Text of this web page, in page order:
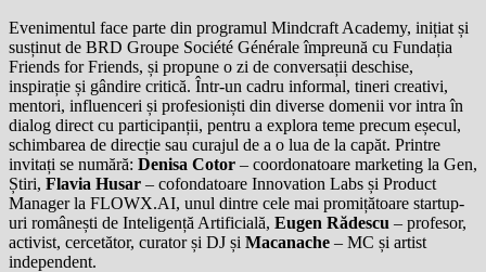
Evenimentul face parte din programul Mindcraft Academy, inițiat și
susținut de BRD Groupe Société Générale împreună cu Fundația
Friends for Friends, și propune o zi de conversații deschise,
inspirație și gândire critică. Într-un cadru informal, tineri creativi,
mentori, influenceri și profesioniști din diverse domenii vor intra în
dialog direct cu participanții, pentru a explora teme precum eșecul,
schimbarea de direcție sau curajul de a o lua de la capăt. Printre
invitați se numără: Denisa Cotor – coordonatoare marketing la Gen,
Știri, Flavia Husar – cofondatoare Innovation Labs și Product
Manager la FLOWX.AI, unul dintre cele mai promițătoare startup-
uri românești de Inteligență Artificială, Eugen Rădescu – profesor,
activist, cercetător, curator și DJ și Macanache – MC și artist
independent.